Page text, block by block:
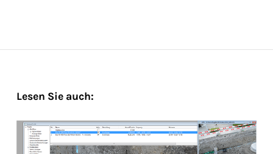
Lesen Sie auch: